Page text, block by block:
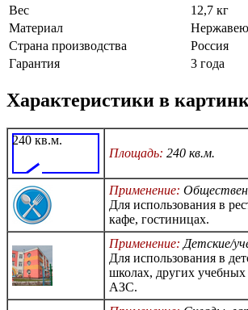
Вес
12,7 кг
Материал
Страна производства
Россия
Гарантия
3 года
Характеристики в
240 кв.м.
Площадь: 240 кв.м.
Применение:
Для использования в
кафе, гостиницах.
Применение: Детские/
Для использования в
школах, других учебных
АЗС.